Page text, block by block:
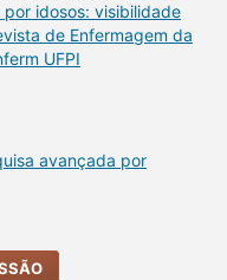
idosos: visibilidade
de Enfermagem da
UFPI
avançada por